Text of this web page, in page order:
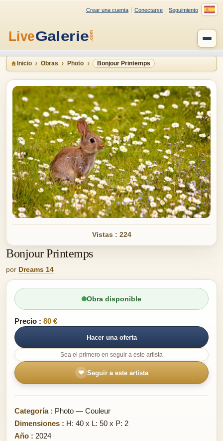
Crear una cuenta Conectarse Seguimiento
Inicio Obras Photo Bonjour Printemps
Vistas : 224
Bonjour Printemps
por Dreams 14
Obra disponible
Precio : 80 €
Hacer una oferta
Sea el primero en seguir a este artista
❤ Seguir a este artista
Categoría : Photo — Couleur
Dimensiones : H: 40 x L: 50 x P: 2
Año : 2024